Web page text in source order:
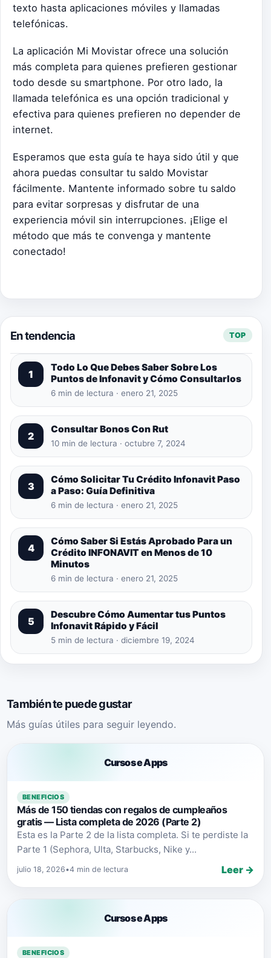
texto hasta aplicaciones móviles y llamadas
telefónicas.
La aplicación Mi Movistar ofrece una solución
más completa para quienes prefieren gestionar
todo desde su smartphone. Por otro lado, la
llamada telefónica es una opción tradicional y
efectiva para quienes prefieren no depender de
internet.
Esperamos que esta guía te haya sido útil y que
ahora puedas consultar tu saldo Movistar
fácilmente. Mantente informado sobre tu saldo
para evitar sorpresas y disfrutar de una
experiencia móvil sin interrupciones. ¡Elige el
método que más te convenga y mantente
conectado!
En tendencia TOP
1
Todo Lo Que Debes Saber Sobre Los
Puntos de Infonavit y Cómo Consultarlos
6 min de lectura · enero 21, 2025
2
Consultar Bonos Con Rut
10 min de lectura · octubre 7, 2024
3
Cómo Solicitar Tu Crédito Infonavit Paso
a Paso: Guía Definitiva
6 min de lectura · enero 21, 2025
4
Cómo Saber Si Estás Aprobado Para un
Crédito INFONAVIT en Menos de 10
Minutos
6 min de lectura · enero 21, 2025
5
Descubre Cómo Aumentar tus Puntos
Infonavit Rápido y Fácil
5 min de lectura · diciembre 19, 2024
También te puede gustar
Más guías útiles para seguir leyendo.
Cursos e Apps
BENEFICIOS
Más de 150 tiendas con regalos de cumpleaños
gratis — Lista completa de 2026 (Parte 2)
Esta es la Parte 2 de la lista completa. Si te perdiste la
Parte 1 (Sephora, Ulta, Starbucks, Nike y...
julio 18, 2026•4 min de lectura Leer →
Cursos e Apps
BENEFICIOS